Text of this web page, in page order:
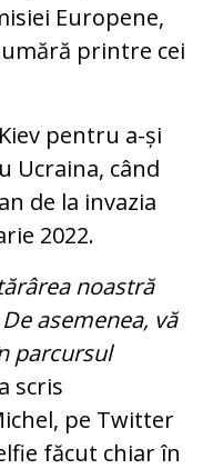
Europene,
printre cei
pentru a-și
Ucraina, când
de la invazia
2022.
noastră
asemenea, vă
parcursul
scris
pe Twitter
făcut chiar în